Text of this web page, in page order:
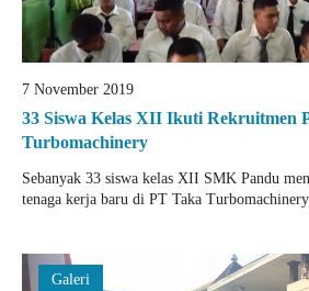
7 November 2019
33 Siswa Kelas XII Ikuti Rekruitmen
Turbomachinery
Sebanyak 33 siswa kelas XII SMK Pandu
tenaga kerja baru di PT Taka
Galeri